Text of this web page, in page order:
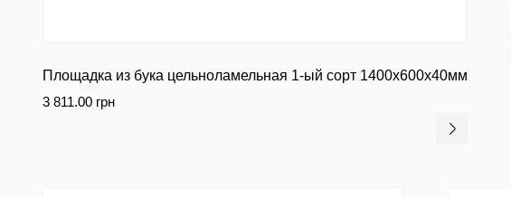
Площадка из бука цельноламельная 1-ый сорт 1400х600х40мм
3 811.00 грн